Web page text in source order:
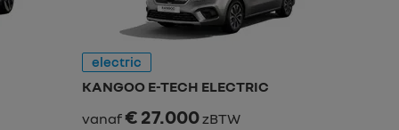
electric
KANGOO E-TECH ELECTRIC
vanaf€ 27.000zBTW